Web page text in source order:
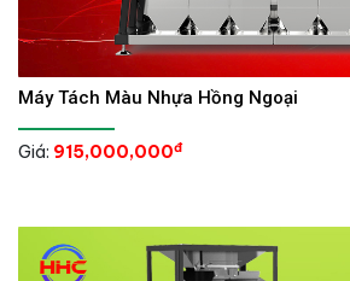
Máy Tách Màu Nhựa Hồng Ngoại
Giá: 915,000,000đ